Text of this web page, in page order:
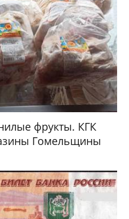
фрукты. КГК
Гомельщины